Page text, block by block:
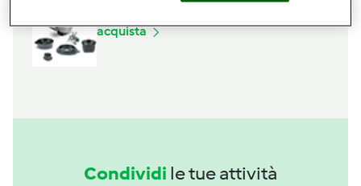
acquista
Condividi le tue attività